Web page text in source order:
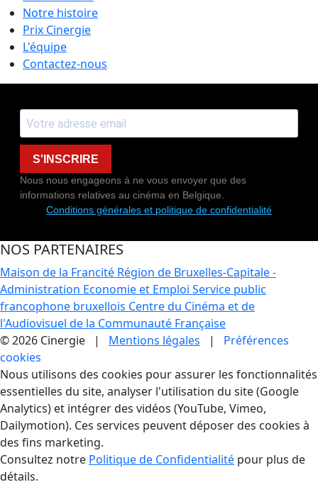
Notre histoire
Prix Cinergie
L'équipe
Contactez-nous
S'INSCRIRE
Nous nous engageons à ne vous envoyer que des
informations relatives au cinéma en Belgique.
Conditions générales et politique de confidentialité
NOS PARTENAIRES
Maison de la Francité Région de Bruxelles-Capitale -
Administration Economie et Emploi Service public
francophone bruxellois Centre du Cinéma et de
l'Audiovisuel de la Communauté Française
© 2026 Cinergie | Mentions légales | Préférences
cookies
Gestion des Cookies
Nous utilisons des cookies pour assurer les fonctionnalités
essentielles du site, analyser l'utilisation du site (Google
Analytics) et intégrer des vidéos (YouTube, Vimeo,
Dailymotion). Ces services peuvent déposer des cookies à
des fins marketing.
Consultez notre Politique de Confidentialité pour plus de
détails.